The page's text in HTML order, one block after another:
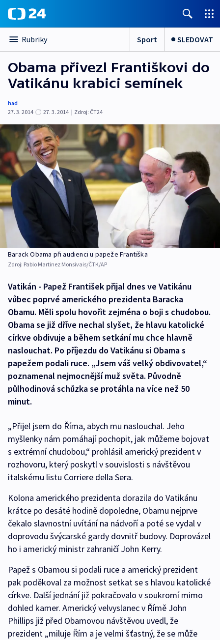
Rubriky Sport SLEDOVAT
Obama přivezl Františkovi do
Vatikánu krabici semínek
had
27. 3. 2014
27. 3. 2014 | Zdroj: ČT24
Barack Obama při audienci u papeže Františka
Zdroj: Pablo Martinez Monsivais/ČTK/AP
Vatikán - Papež František přijal dnes ve Vatikánu
vůbec poprvé amerického prezidenta Baracka
Obamu. Měli spolu hovořit zejména o boji s chudobou.
Obama se již dříve nechal slyšet, že hlavu katolické
církve obdivuje a během setkání mu chce hlavně
naslouchat. Po příjezdu do Vatikánu si Obama s
papežem podali ruce. „Jsem váš velký obdivovatel,“
poznamenal nejmocnější muž světa. Původně
půlhodinová schůzka se protáhla na více než 50
minut.
„Přijel jsem do Říma, abych mu naslouchal. Jeho
myšlenky nám pomáhají pochopit, jak můžeme bojovat
s extrémní chudobou,“ prohlásil americký prezident v
rozhovoru, který poskytl v souvislosti s návštěvou
italskému listu Corriere della Sera.
Kolona amerického prezidenta dorazila do Vatikánu
krátce po desáté hodině dopoledne, Obamu nejprve
čekalo slavnostní uvítání na nádvoří a poté se vydal v
doprovodu švýcarské gardy dovnitř budovy. Doprovázel
ho i americký ministr zahraničí John Kerry.
Papež s Obamou si podali ruce a americký prezident
pak poděkoval za možnost setkat se s hlavou katolické
církve. Další jednání již pokračovalo v soukromí mimo
dohled kamer. Americký velvyslanec v Římě John
Phillips již před Obamovou návštěvou uvedl, že
prezident „miluje Řím a je velmi šťastný, že se může